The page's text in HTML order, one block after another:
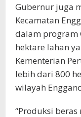
Gubernur juga
Kecamatan
dalam program
hektare lahan
Kementerian
lebih dari 800
wilayah
“Produksi